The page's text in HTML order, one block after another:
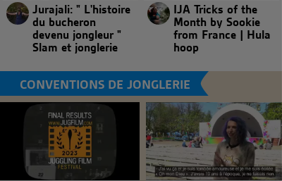
Jurajali: " L'histoire
du bucheron
devenu jongleur "
Slam et jonglerie
IJA Tricks of the
Month by Sookie
from France | Hula
hoop
CONVENTIONS DE JONGLERIE